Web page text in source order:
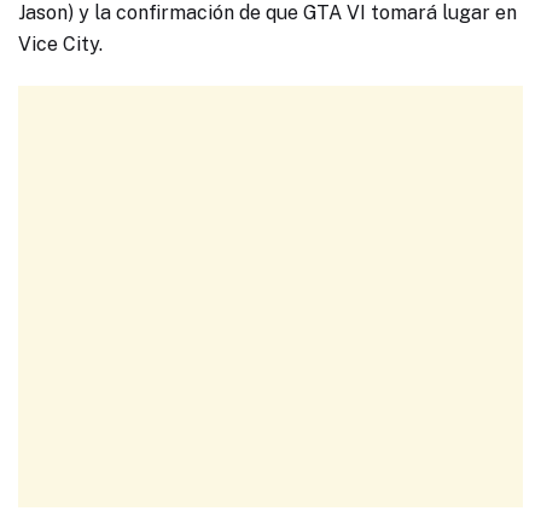
Jason) y la confirmación de que GTA VI tomará lugar en
Vice City.